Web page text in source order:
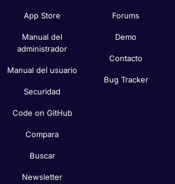
App Store
Manual del
administrador
Manual del usuario
Securidad
Code on GitHub
Compara
Buscar
Newsletter
Forums
Demo
Contacto
Bug Tracker